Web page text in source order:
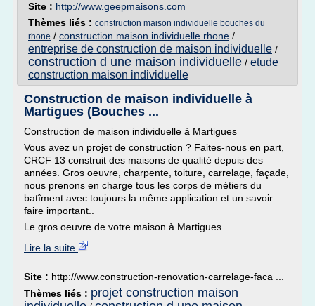
Site : http://www.geepmaisons.com
Thèmes liés : construction maison individuelle bouches du
rhone / construction maison individuelle rhone /
entreprise de construction de maison individuelle /
construction d une maison individuelle / etude
construction maison individuelle
Construction de maison individuelle à
Martigues (Bouches ...
Construction de maison individuelle à Martigues
Vous avez un projet de construction ? Faites-nous en part,
CRCF 13 construit des maisons de qualité depuis des
années. Gros oeuvre, charpente, toiture, carrelage, façade,
nous prenons en charge tous les corps de métiers du
batîment avec toujours la même application et un savoir
faire important..
Le gros oeuvre de votre maison à Martigues...
Lire la suite
Site : http://www.construction-renovation-carrelage-faca ...
Thèmes liés : projet construction maison